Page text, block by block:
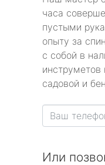
часа
пустыми
опыту за
с собой в
садовой и
Или